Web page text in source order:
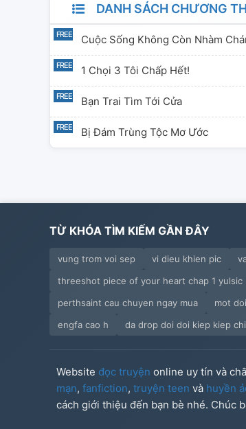
DANH SÁCH CHƯƠNG
Cuộc Sống Không Còn Nhàm
1 Chọi 3 Tôi Chấp Hết!
Bạn Trai Tìm Tới Cửa
Bị Đám Trùng Tộc Mơ Ước
TỪ KHÓA TÌM KIẾM GẦN ĐÂY
vung trom voi sep vi dieu khien pic
threeshot piece of your heart chap 1 yulsic
perthsaint cau chuyen ngay mua
mot
engfa cao h
da drop doi doi kiep kiep
Website đọc truyện online uy tín và
mạn, fanfiction, truyện teen và huyền
cách giới thiệu đến bạn bè nhé. Chúc